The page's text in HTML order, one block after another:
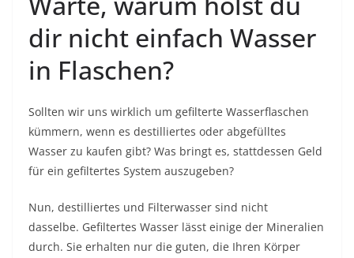
dir nicht einfach Wasser
in Flaschen?
Sollten wir uns wirklich um gefilterte Wasserflaschen
kümmern, wenn es destilliertes oder abgefülltes
Wasser zu kaufen gibt? Was bringt es, stattdessen Geld
für ein gefiltertes System auszugeben?
Nun, destilliertes und Filterwasser sind nicht
dasselbe. Gefiltertes Wasser lässt einige der Mineralien
durch. Sie erhalten nur die guten, die Ihren Körper